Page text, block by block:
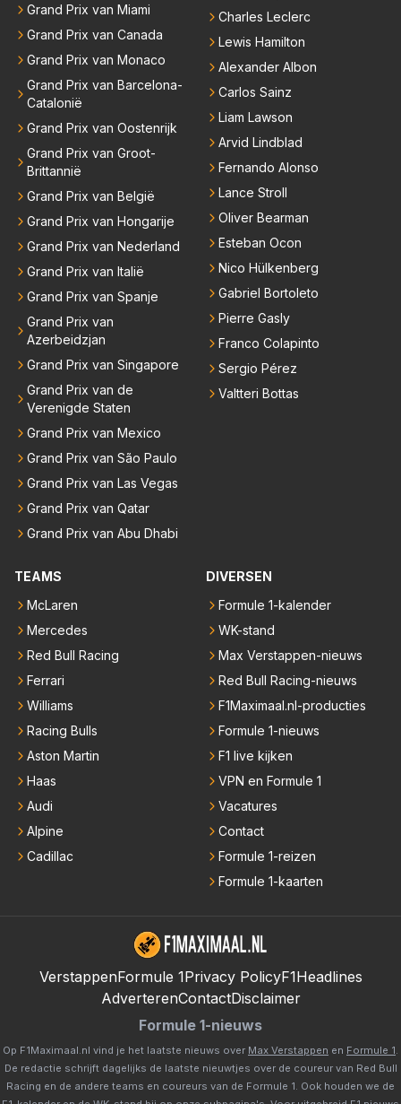
Grand Prix van Miami
Grand Prix van Canada
Grand Prix van Monaco
Grand Prix van Barcelona-
Catalonië
Grand Prix van Oostenrijk
Grand Prix van Groot-
Brittannië
Grand Prix van België
Grand Prix van Hongarije
Grand Prix van Nederland
Grand Prix van Italië
Grand Prix van Spanje
Grand Prix van
Azerbeidzjan
Grand Prix van Singapore
Grand Prix van de
Verenigde Staten
Grand Prix van Mexico
Grand Prix van São Paulo
Grand Prix van Las Vegas
Grand Prix van Qatar
Grand Prix van Abu Dhabi
Charles Leclerc
Lewis Hamilton
Alexander Albon
Carlos Sainz
Liam Lawson
Arvid Lindblad
Fernando Alonso
Lance Stroll
Oliver Bearman
Esteban Ocon
Nico Hülkenberg
Gabriel Bortoleto
Pierre Gasly
Franco Colapinto
Sergio Pérez
Valtteri Bottas
TEAMS
McLaren
Mercedes
Red Bull Racing
Ferrari
Williams
Racing Bulls
Aston Martin
Haas
Audi
Alpine
Cadillac
DIVERSEN
Formule 1-kalender
WK-stand
Max Verstappen-nieuws
Red Bull Racing-nieuws
F1Maximaal.nl-producties
Formule 1-nieuws
F1 live kijken
VPN en Formule 1
Vacatures
Contact
Formule 1-reizen
Formule 1-kaarten
VerstappenFormule 1Privacy PolicyF1Headlines
AdverterenContactDisclaimer
Formule 1-nieuws
Op F1Maximaal.nl vind je het laatste nieuws over Max Verstappen en Formule 1
De redactie schrijft dagelijks de laatste nieuwtjes over de coureur van Red Bull
Racing en de andere teams en coureurs van de Formule 1. Ook houden we de